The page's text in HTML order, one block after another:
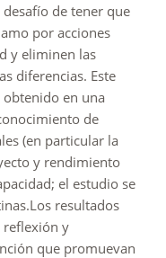
de tener que
por acciones
y eliminen las
diferencias. Este
en una
de
(en particular la
y rendimiento
el estudio se
resultados
reflexión y
que promuevan